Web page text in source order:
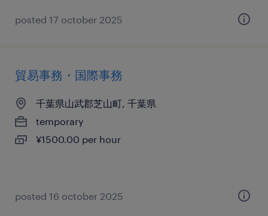
posted 17 october 2025
貿易事務・国際事務
千葉県山武郡芝山町, 千葉県
temporary
¥1500.00 per hour
posted 16 october 2025